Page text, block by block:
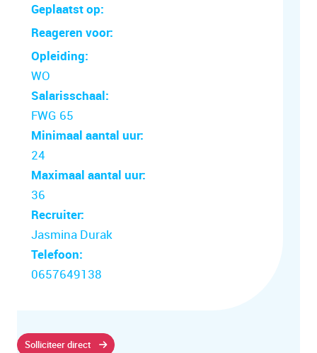
Geplaatst op:
Reageren voor:
Opleiding:
WO
Salarisschaal:
FWG 65
Minimaal aantal uur:
24
Maximaal aantal uur:
36
Recruiter:
Jasmina Durak
Telefoon:
0657649138
Solliciteer direct